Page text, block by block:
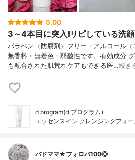
5.00
3～4本目に突入❕リピしている洗
パラベン（防腐剤）フリー・アルコール（
無香料・無着色・弱酸性です。有効成分
も配合された肌荒れケアもできる医…続き
d program(d プログラム)
エッセンスイン クレンジングフォー
バドママ★フォロバ100◎